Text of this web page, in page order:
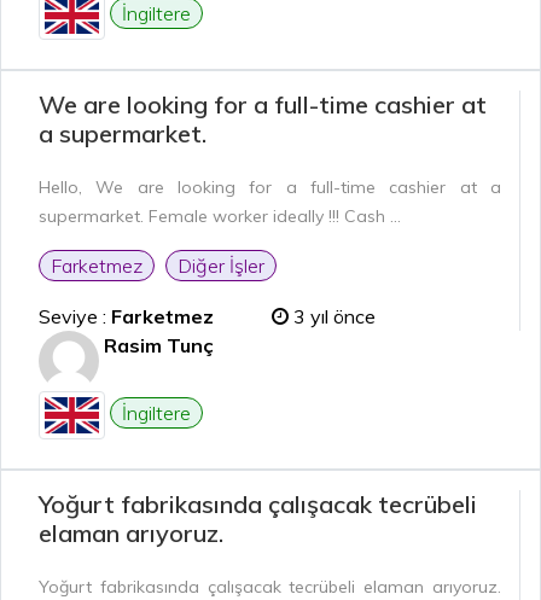
İngiltere
We are looking for a full-time cashier at
a supermarket.
Hello, We are looking for a full-time cashier at a
supermarket. Female worker ideally !!! Cash ...
Farketmez Diğer İşler
Seviye : Farketmez
3 yıl önce
Rasim Tunç
İngiltere
Yoğurt fabrikasında çalışacak tecrübeli
elaman arıyoruz.
Yoğurt fabrikasında çalışacak tecrübeli elaman arıyoruz.